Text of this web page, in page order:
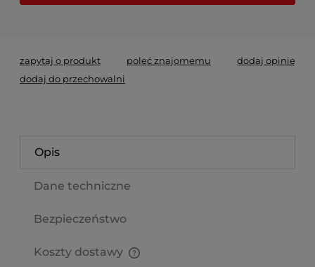
zapytaj o produkt poleć znajomemu
dodaj opinię
dodaj do przechowalni
Opis
Dane techniczne
Bezpieczeństwo
Koszty dostawy